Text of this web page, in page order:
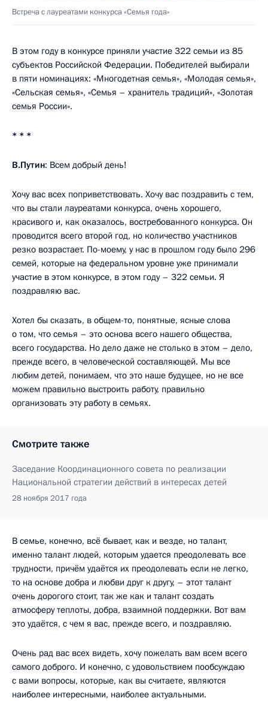
Встреча с лауреатами конкурса «Семья года»
В этом году в конкурсе приняли участие 322 семьи из 85
субъектов Российской Федерации. Победителей выбирали
в пяти номинациях: «Многодетная семья», «Молодая семья»,
«Сельская семья», «Семья – хранитель традиций», «Золотая
семья России».
* * *
В.Путин: Всем добрый день!
Хочу вас всех поприветствовать. Хочу вас поздравить с тем,
что вы стали лауреатами конкурса, очень хорошего,
красивого и, как оказалось, востребованного конкурса. Он
проводится всего второй год, но количество участников
резко возрастает. По-моему, у нас в прошлом году было 296
семей, которые на федеральном уровне уже принимали
участие в этом конкурсе, в этом году – 322 семьи. Я
поздравляю вас.
Хотел бы сказать, в общем-то, понятные, ясные слова
о том, что семья – это основа всего нашего общества,
всего государства. Но дело даже не столько в этом – дело,
прежде всего, в человеческой составляющей. Мы все
любим детей, понимаем, что это наше будущее, но не все
можем правильно выстроить работу, правильно
организовать эту работу в семьях.
Смотрите также
Заседание Координационного совета по реализации
Национальной стратегии действий в интересах детей
28 ноября 2017 года
В семье, конечно, всё бывает, как и везде, но талант,
именно талант людей, которым удается преодолевать все
трудности, причём удаётся их преодолевать если не легко,
то на основе добра и любви друг к другу, – этот талант
очень дорогого стоит, так же как и талант создать
атмосферу теплоты, добра, взаимной поддержки. Вот вам
это удаётся, с чем я вас, прежде всего, и поздравляю.
Очень рад вас всех видеть, хочу пожелать вам всем всего
самого доброго. И конечно, с удовольствием пообсуждаю
с вами вопросы, которые, как вы считаете, являются
наиболее интересными, наиболее актуальными.